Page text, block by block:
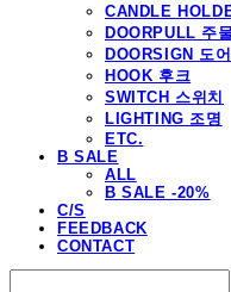
CANDLE
DOORPULL 주
DOORSIGN 도
HOOK 후크
SWITCH 스위치
LIGHTING 조명
ETC.
B SALE
ALL
B SALE -20%
C/S
FEEDBACK
CONTACT